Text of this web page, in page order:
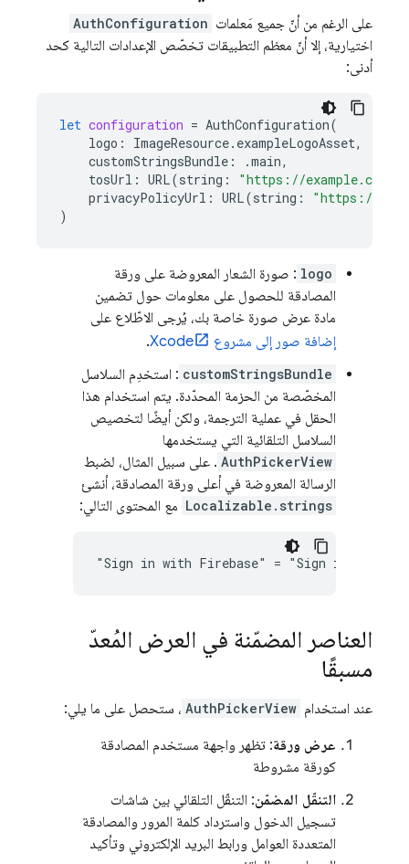
على الرغم من أنّ جميع مَعلمات AuthConfiguration
اختيارية، إلا أنّ معظم التطبيقات تخصّص الإعدادات التالية كحد
أدنى:
let configuration = AuthConfiguration(
logo : ImageResource. exampleLogoAsset,
customStringsBundle : .main,
tosUrl : URL(string :
"https://example.com/
privacyPolicyUrl : URL(string :
"https://
)
logo : صورة الشعار المعروضة على ورقة
المصادقة للحصول على معلومات حول تضمين
مادة عرض صورة خاصة بك، يُرجى الاطّلاع على
إضافة صور إلى مشروع Xcode
.
customStringsBundle : استخدِم السلاسل
المخصّصة من الحزمة المحدّدة. يتم استخدام هذا
الحقل في عملية الترجمة، ولكن أيضًا لتخصيص
السلاسل التلقائية التي يستخدمها
AuthPickerView . على سبيل المثال، لضبط
الرسالة المعروضة في أعلى ورقة المصادقة، أنشئ
Localizable.strings مع المحتوى التالي:
العناصر المضمّنة في العرض المُعدّ
مسبقًا
عند استخدام AuthPickerView ، ستحصل على ما يلي:
عرض ورقة: تظهر واجهة مستخدم المصادقة
كورقة مشروطة
التنقّل المضمّن: التنقّل التلقائي بين شاشات
تسجيل الدخول واسترداد كلمة المرور والمصادقة
المتعددة العوامل ورابط البريد الإلكتروني وتأكيد